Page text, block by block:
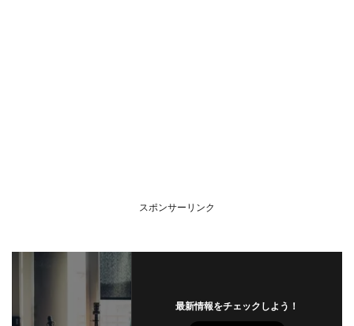
スポンサーリンク
最新情報をチェックしよう！